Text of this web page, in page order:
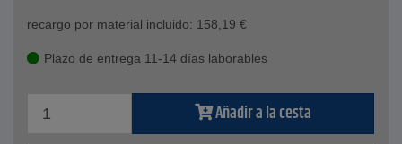
recargo por material incluido: 158,19 €
Plazo de entrega 11-14 días laborables
Añadir a la cesta